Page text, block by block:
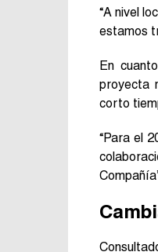
“A nivel
estamos
En
proyecta
corto
“Para el